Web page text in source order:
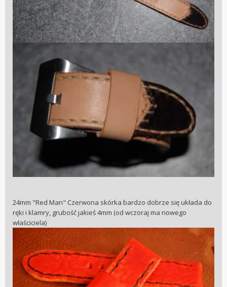
24mm "Red Man" Czerwona skórka bardzo dobrze się układa do
ręki i klamry, grubość jakieś 4mm (od wczoraj ma nowego
właściciela)